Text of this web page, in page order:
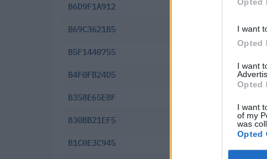
I want
Opted
I want
Opted
I want
of my
was
Opted
B6D9F1A912 2025-05-13
B69C3621B5 2025-04-30
B5F1440755
B4F0FB24D5 2024-12-30
B358E65E8F
B30BB21EF5 2024-09-14
B1C0E3C945